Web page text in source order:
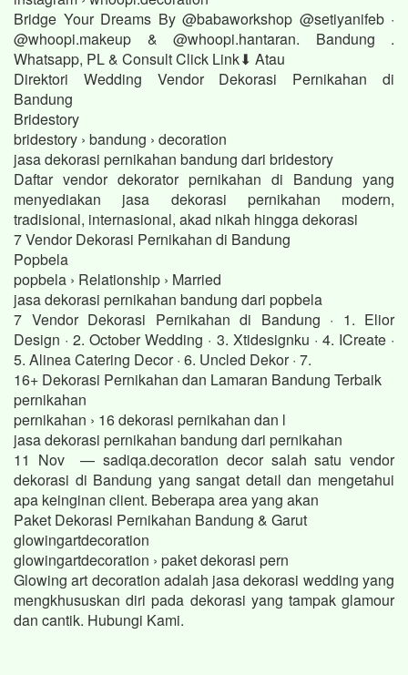
Bridge Your Dreams By @babaworkshop @setiyanifeb ·
@whoopi.makeup & @whoopi.hantaran. Bandung .
Whatsapp, PL & Consult Click Link⬇ Atau
Direktori Wedding Vendor Dekorasi Pernikahan di
Bandung
Bridestory
bridestory › bandung › decoration
jasa dekorasi pernikahan bandung dari bridestory
Daftar vendor dekorator pernikahan di Bandung yang
menyediakan jasa dekorasi pernikahan modern,
tradisional, internasional, akad nikah hingga dekorasi
7 Vendor Dekorasi Pernikahan di Bandung
Popbela
popbela › Relationship › Married
jasa dekorasi pernikahan bandung dari popbela
7 Vendor Dekorasi Pernikahan di Bandung · 1. Elior
Design · 2. October Wedding · 3. Xtidesignku · 4. ICreate ·
5. Alinea Catering Decor · 6. Uncled Dekor · 7.
16+ Dekorasi Pernikahan dan Lamaran Bandung Terbaik
pernikahan
pernikahan › 16 dekorasi pernikahan dan l
jasa dekorasi pernikahan bandung dari pernikahan
11 Nov — sadiqa.decoration decor salah satu vendor
dekorasi di Bandung yang sangat detail dan mengetahui
apa keinginan client. Beberapa area yang akan
Paket Dekorasi Pernikahan Bandung & Garut
glowingartdecoration
glowingartdecoration › paket dekorasi pern
Glowing art decoration adalah jasa dekorasi wedding yang
mengkhususkan diri pada dekorasi yang tampak glamour
dan cantik. Hubungi Kami.